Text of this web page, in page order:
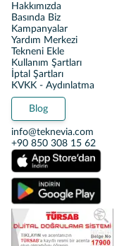
Hakkımızda
Basında Biz
Kampanyalar
Yardım Merkezi
Tekneni Ekle
Kullanım Şartları
İptal Şartları
KVKK - Aydınlatma
Blog
info@teknevia.com
+90 850 308 15 62